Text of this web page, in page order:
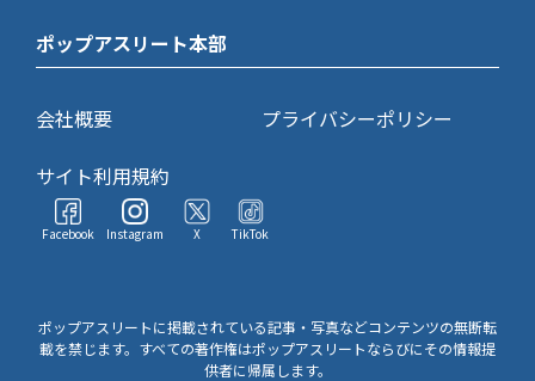
ポップアスリート本部
会社概要
プライバシーポリシー
サイト利用規約
Facebook Instagram X TikTok
ポップアスリートに掲載されている記事・写真などコンテンツの無断転
載を禁じます。すべての著作権はポップアスリートならびにその情報提
供者に帰属します。